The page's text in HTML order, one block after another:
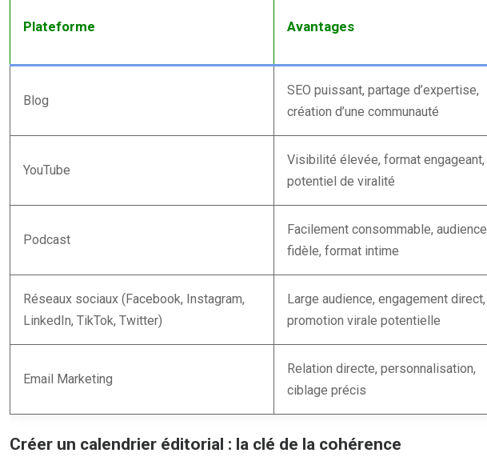
Plateforme Avantages
Blog
SEO puissant, partage d’expertise,
création d’une communauté
YouTube
Visibilité élevée, format engageant,
potentiel de viralité
Podcast
Facilement consommable, audience
fidèle, format intime
Réseaux sociaux (Facebook, Instagram,
LinkedIn, TikTok, Twitter)
Large audience, engagement direct,
promotion virale potentielle
Email Marketing
Relation directe, personnalisation,
ciblage précis
Créer un calendrier éditorial : la clé de la cohérence